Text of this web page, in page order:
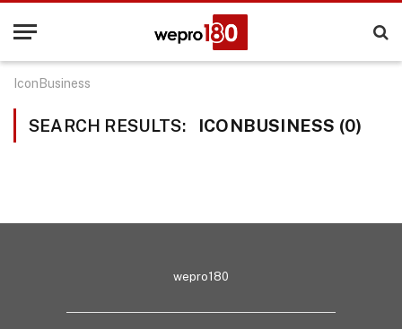
IconBusiness
SEARCH RESULTS: ICONBUSINESS (0)
wepro180